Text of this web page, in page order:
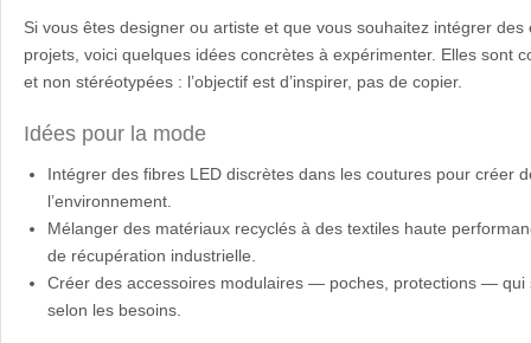
Si vous êtes designer ou artiste et que vous souhaitez intégrer
projets, voici quelques idées concrètes à expérimenter. Elles sont
et non stéréotypées : l’objectif est d’inspirer, pas de copier.
Idées pour la mode
Intégrer des fibres LED discrètes dans les coutures pour créer
l’environnement.
Mélanger des matériaux recyclés à des textiles haute
de récupération industrielle.
Créer des accessoires modulaires — poches, protections — qui
selon les besoins.